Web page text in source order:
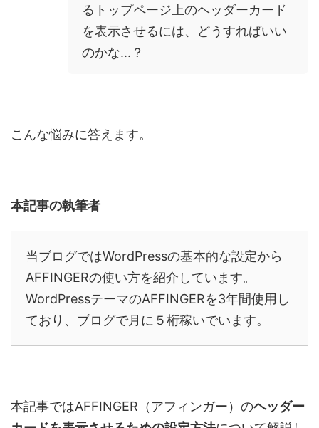
るトップページ上のヘッダーカード
を表示させるには、どうすればいい
のかな...？
こんな悩みに答えます。
本記事の執筆者
当ブログではWordPressの基本的な設定から
AFFINGERの使い方を紹介しています。
WordPressテーマのAFFINGERを3年間使用し
ており、ブログで月に５桁稼いでいます。
本記事ではAFFINGER（アフィンガー）のヘッダー